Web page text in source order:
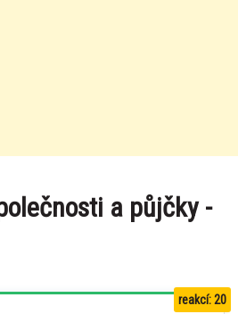
a půjčky -
reakcí: 20